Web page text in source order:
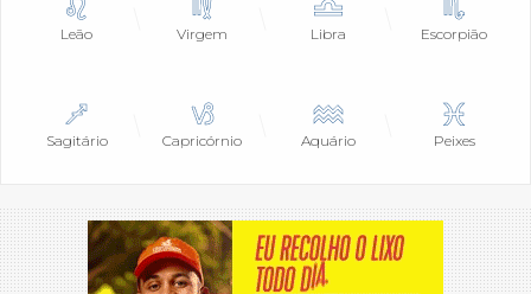
Leão Virgem Libra Escorpião
Sagitário Capricórnio Aquário Peixes